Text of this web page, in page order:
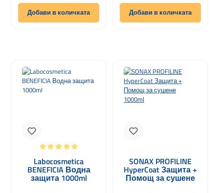
Добави в количката Добави в количката
Средна оценка за 5 от 5 звезди
Labocosmetica
BENEFICIA Водна
защита 1000ml
SONAX PROFILINE
HyperCoat Защита +
Помощ за сушене
1000ml